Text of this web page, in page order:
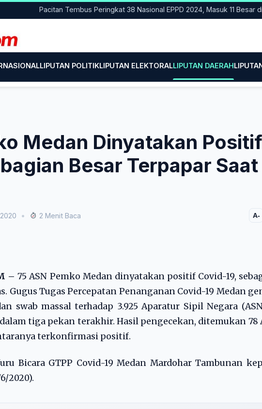
Pacitan Tembus Peringkat 38 Nasional EPPD 2024, Masuk 11 Besar di Jatim
LIPUTAN POLITIKLIPUTAN ELEKTORALLIPUTAN DAERAH
Medan Dinyatakan Positif
Besar Terpapar Saat
• 2 Menit Baca A-
–75 ASN Pemko Medan dinyatakan positif Covid-19,
Gugus Tugas Percepatan Penanganan Covid-19 Medan
swab massal terhadap 3.925 Aparatur Sipil Negara
tiga pekan terakhir. Hasil pengecekan, ditemukan 78
terkonfirmasi positif.
Bicara GTPP Covid-19 Medan Mardohar Tambunan
2020).